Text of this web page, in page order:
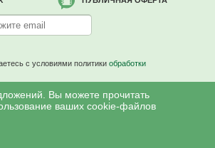
c условиями политики обработки
консультация специалиста.
Вы можете прочитать
ваших cookie-файлов